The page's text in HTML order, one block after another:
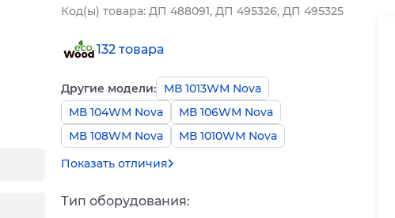
Код(ы) товара: ДП 488091, ДП 495326, ДП 495325
132 товара
Другие модели:
МВ 1013WМ Nova
МВ 104WМ Nova
МВ 106WМ Nova
МВ 108WМ Nova
МВ 1010WМ Nova
Показать отличия
Тип оборудования: